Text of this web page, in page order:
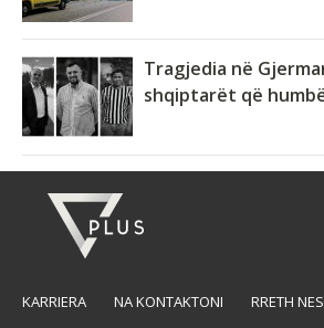
Tragjedia në
shqiptarët që
KARRIERA NA KONTAKTONI RRETH